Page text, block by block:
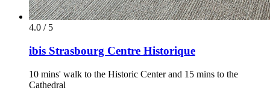
4.0 / 5
ibis Strasbourg Centre Historique
10 mins' walk to the Historic Center and 15 mins to the
Cathedral